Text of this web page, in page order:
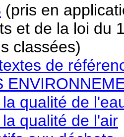
(pris en
et de la loi du
classées)
de
qualité de
qualité de l'air